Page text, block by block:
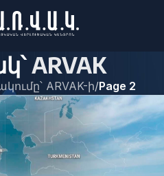
ARVAK
ARVAK-ի/Page 2